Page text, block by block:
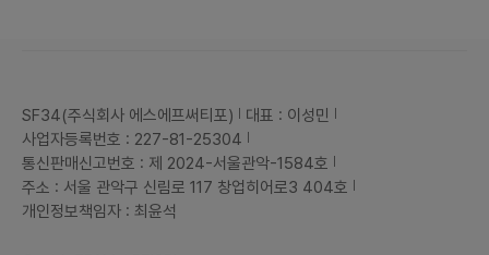
SF34(주식회사 에스에프써티포)
대표 : 이성민
사업자등록번호 : 227-81-25304
통신판매신고번호 : 제 2024-서울관악-1584호
주소 : 서울 관악구 신림로 117 창업히어로3 404호
개인정보책임자 : 최윤석